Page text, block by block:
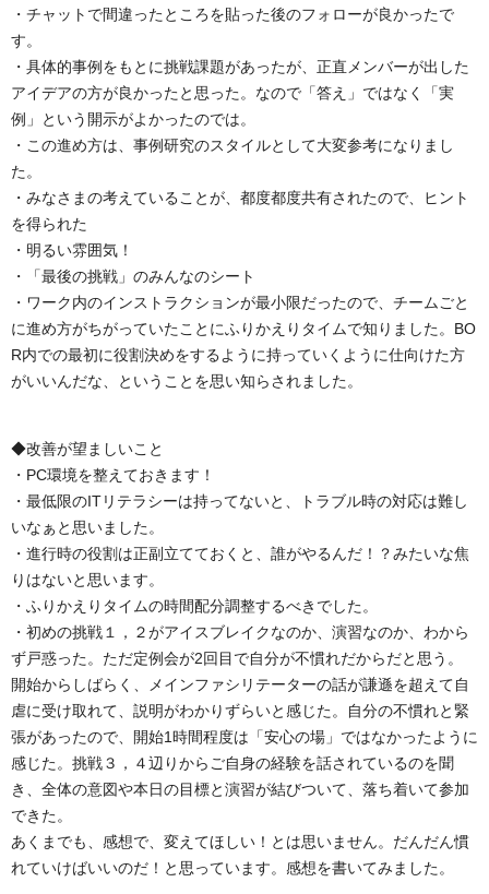
・チャットで間違ったところを貼った後のフォローが良かったで
す。
・具体的事例をもとに挑戦課題があったが、正直メンバーが出した
アイデアの方が良かったと思った。なので「答え」ではなく「実
例」という開示がよかったのでは。
・この進め方は、事例研究のスタイルとして大変参考になりまし
た。
・みなさまの考えていることが、都度都度共有されたので、ヒント
を得られた
・明るい雰囲気！
・「最後の挑戦」のみんなのシート
・ワーク内のインストラクションが最小限だったので、チームごと
に進め方がちがっていたことにふりかえりタイムで知りました。BO
R内での最初に役割決めをするように持っていくように仕向けた方
がいいんだな、ということを思い知らされました。
◆改善が望ましいこと
・PC環境を整えておきます！
・最低限のITリテラシーは持ってないと、トラブル時の対応は難し
いなぁと思いました。
・進行時の役割は正副立てておくと、誰がやるんだ！？みたいな焦
りはないと思います。
・ふりかえりタイムの時間配分調整するべきでした。
・初めの挑戦１，２がアイスブレイクなのか、演習なのか、わから
ず戸惑った。ただ定例会が2回目で自分が不慣れだからだと思う。
開始からしばらく、メインファシリテーターの話が謙遜を超えて自
虐に受け取れて、説明がわかりずらいと感じた。自分の不慣れと緊
張があったので、開始1時間程度は「安心の場」ではなかったように
感じた。挑戦３，４辺りからご自身の経験を話されているのを聞
き、全体の意図や本日の目標と演習が結びついて、落ち着いて参加
できた。
あくまでも、感想で、変えてほしい！とは思いません。だんだん慣
れていけばいいのだ！と思っています。感想を書いてみました。